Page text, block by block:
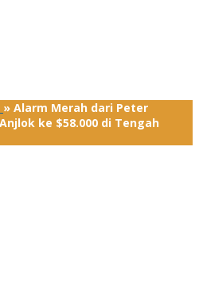
» Alarm Merah dari Peter
ke $58.000 di Tengah